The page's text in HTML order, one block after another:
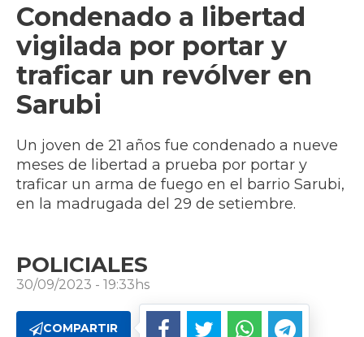
Condenado a libertad
vigilada por portar y
traficar un revólver en
Sarubi
Un joven de 21 años fue condenado a nueve
meses de libertad a prueba por portar y
traficar un arma de fuego en el barrio Sarubi,
en la madrugada del 29 de setiembre.
POLICIALES
30/09/2023 - 19:33hs
COMPARTIR